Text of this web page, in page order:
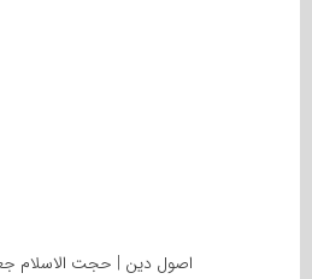
اصول دین | حجت الاسلام